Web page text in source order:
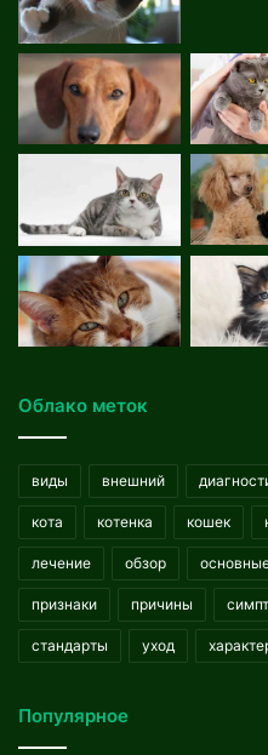
Облако меток
виды внешний
кота котенка кошек
лечение обзор
признаки причины
стандарты уход
Популярное